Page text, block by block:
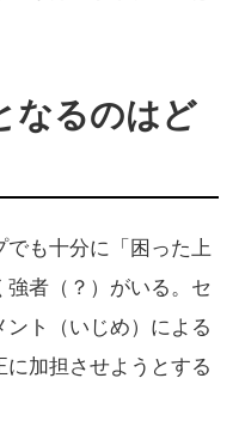
なるのはど
でも十分に「困った上
者（？）がいる。セ
ト（いじめ）による
加担させようとする